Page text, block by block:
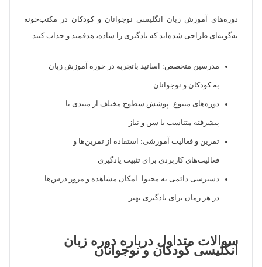
دوره‌های آموزش زبان انگلیسی نوجوانان و کودکان در مکتب‌خونه
به‌گونه‌ای طراحی شده‌اند که یادگیری را ساده، هدفمند و جذاب کنند.
مدرسین متخصص: اساتید باتجربه در حوزه آموزش زبان
به کودکان و نوجوانان
دوره‌های متنوع: پوشش سطوح مختلف از مبتدی تا
پیشرفته متناسب با سن و نیاز
تمرین و فعالیت آموزشی: استفاده از تمرین‌ها و
فعالیت‌های کاربردی برای تثبیت یادگیری
دسترسی دائمی به محتوا: امکان مشاهده و مرور درس‌ها
در هر زمان برای یادگیری بهتر
سوالات متداول درباره دوره زبان
انگلیسی کودکان و نوجوانان